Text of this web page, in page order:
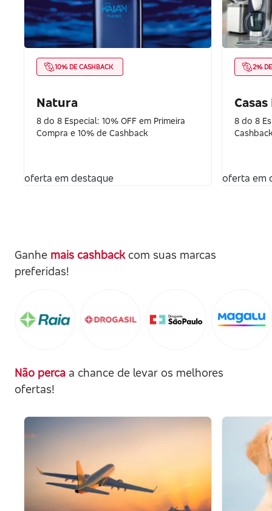
10% DE CASHBACK
Natura
8 do 8 Especial: 10% OFF em Primeira
Compra e 10% de Cashback
oferta em destaque
2%
8 do 8
oferta em
Ganhe mais cashback com suas marcas
preferidas!
Não perca a chance de levar os melhores
ofertas!